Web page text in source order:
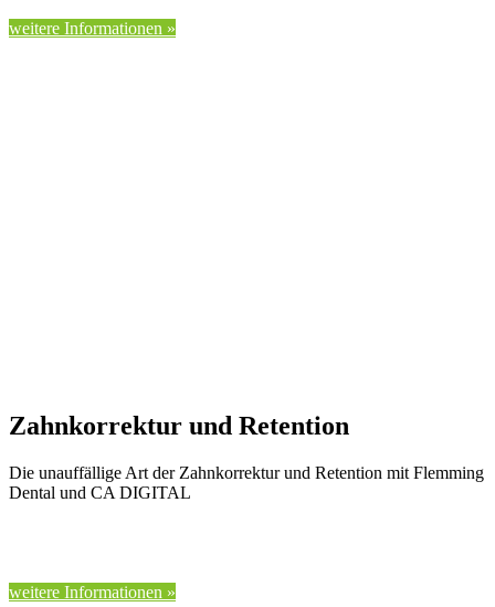
weitere Informationen »
Zahnkorrektur und Retention
Die unauffällige Art der Zahnkorrektur und Retention mit Flemming
Dental und CA DIGITAL
weitere Informationen »